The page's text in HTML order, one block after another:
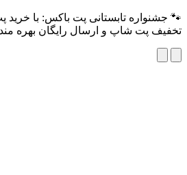
🐾 جشنواره تابستانی پت باکس: با خرید
تخفیف پت شاپ و ارسال رایگان بهره